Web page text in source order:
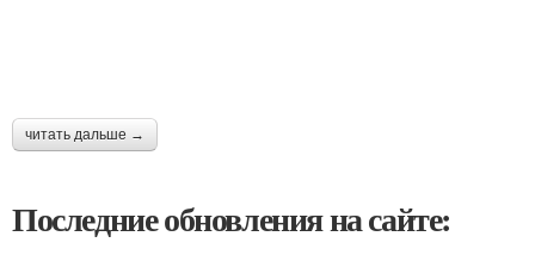
читать дальше →
Последние обновления на сайте: